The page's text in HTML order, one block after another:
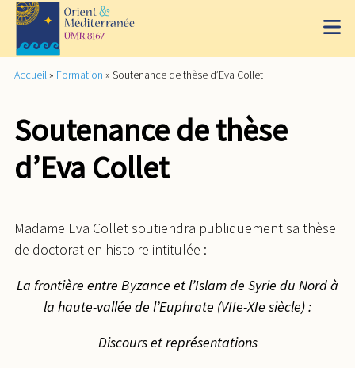
Accueil » Formation » Soutenance de thèse d’Eva Collet
Soutenance de thèse
d’Eva Collet
Madame Eva Collet soutiendra publiquement sa thèse
de doctorat en histoire intitulée :
La frontière entre Byzance et l’Islam de Syrie du Nord à
la haute-vallée de l’Euphrate (VIIe-XIe siècle) :
Discours et représentations